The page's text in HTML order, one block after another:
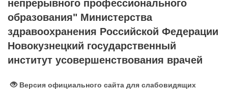
непрерывного профессионального
образования" Министерства
здравоохранения Российской Федерации
Новокузнецкий государственный
институт усовершенствования врачей
Версия официального сайта для слабовидящих